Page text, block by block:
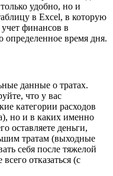
удобно, но и
в Excel, в которую
учет финансов в
определенное время дня.
данные о тратах.
что у вас
категории расходов
но и в каких именно
оставляете деньги,
тратам (выходные
себя после тяжелой
отказаться (с